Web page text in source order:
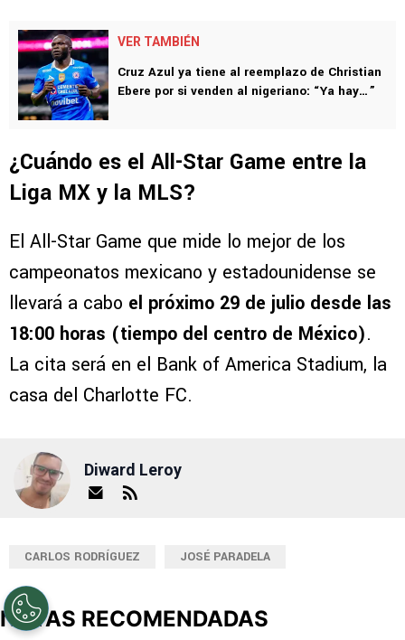
VER TAMBIÉN
Cruz Azul ya tiene al reemplazo de Christian
Ebere por si venden al nigeriano: “Ya hay…”
¿Cuándo es el All-Star Game entre la
Liga MX y la MLS?
El All-Star Game que mide lo mejor de los
campeonatos mexicano y estadounidense se
llevará a cabo el próximo 29 de julio desde las
18:00 horas (tiempo del centro de México).
La cita será en el Bank of America Stadium, la
casa del Charlotte FC.
Diward Leroy
CARLOS RODRÍGUEZ JOSÉ PARADELA
NOTAS RECOMENDADAS